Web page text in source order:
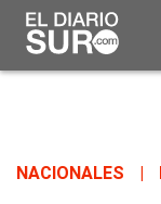
NACIONALES